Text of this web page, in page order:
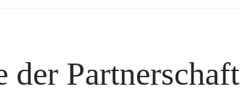
der Partnerschaft